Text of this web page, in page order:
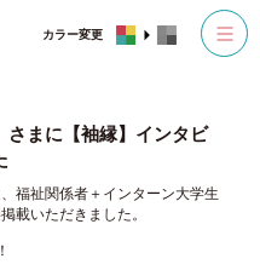
カラー変更
さまに【袖縁】インタビ
福祉関係者＋インターン大学生
載いただきました。